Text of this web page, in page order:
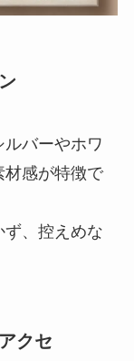
バーやホワ
材感が特徴で
、控えめな
クセ